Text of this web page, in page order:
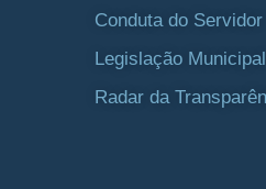
Conduta do Servidor
Legislação Municipal
Radar da